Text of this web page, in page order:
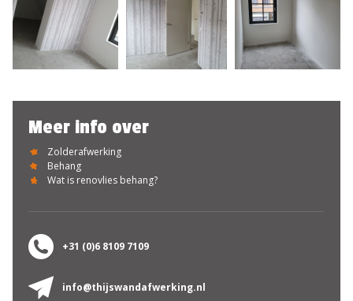
Meer info over
Zolderafwerking
Behang
Wat is renovlies behang?
+31 (0)6 8109 7109
info@thijswandafwerking.nl